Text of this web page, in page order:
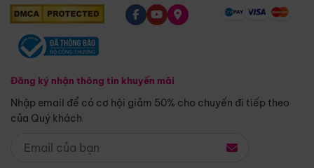
Đăng ký nhận thông tin khuyến mãi
Nhập email để có cơ hội giảm 50% cho chuyến đi tiếp theo
của Quý khách